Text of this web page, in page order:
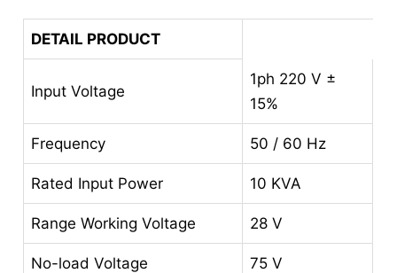
DETAIL PRODUCT
Input Voltage
1ph 220 V ±
15%
Frequency 50 / 60 Hz
Rated Input Power 10 KVA
Range Working Voltage 28 V
No-load Voltage 75 V